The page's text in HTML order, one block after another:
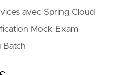
avec Spring Cloud
Mock Exam
Batch